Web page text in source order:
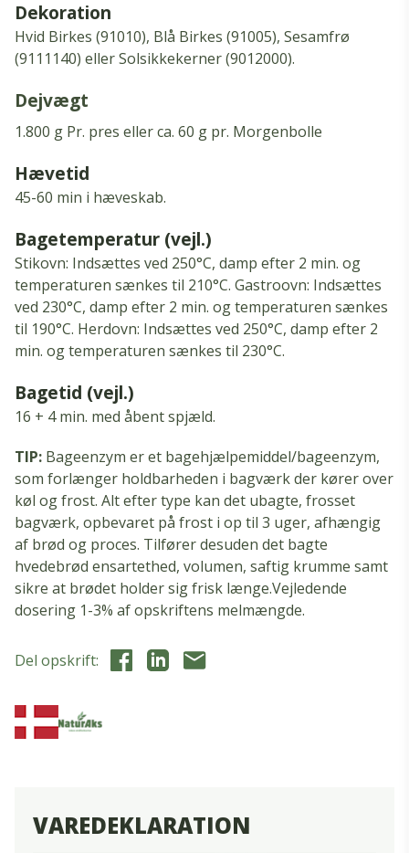
Dekoration
Hvid Birkes (91010), Blå Birkes (91005), Sesamfrø
(9111140) eller Solsikkekerner (9012000).
Dejvægt
1.800 g Pr. pres eller ca. 60 g pr. Morgenbolle
Hævetid
45-60 min i hæveskab.
Bagetemperatur (vejl.)
Stikovn: Indsættes ved 250°C, damp efter 2 min. og
temperaturen sænkes til 210°C. Gastroovn: Indsættes
ved 230°C, damp efter 2 min. og temperaturen sænkes
til 190°C. Herdovn: Indsættes ved 250°C, damp efter 2
min. og temperaturen sænkes til 230°C.
Bagetid (vejl.)
16 + 4 min. med åbent spjæld.
TIP: Bageenzym er et bagehjælpemiddel/bageenzym,
som forlænger holdbarheden i bagværk der kører over
køl og frost. Alt efter type kan det ubagte, frosset
bagværk, opbevaret på frost i op til 3 uger, afhængig
af brød og proces. Tilfører desuden det bagte
hvedebrød ensartethed, volumen, saftig krumme samt
sikre at brødet holder sig frisk længe.Vejledende
dosering 1-3% af opskriftens melmængde.
Del opskrift:
VAREDEKLARATION